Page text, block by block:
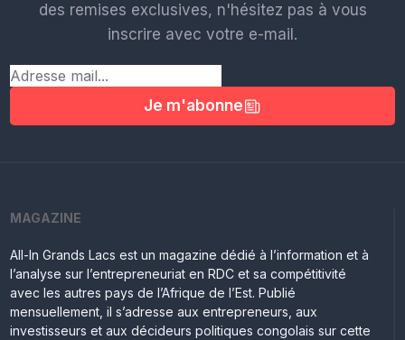
des remises exclusives, n'hésitez pas à vous
inscrire avec votre e-mail.
Je m'abonne
MAGAZINE
All-In Grands Lacs est un magazine dédié à l’information et à
l’analyse sur l’entrepreneuriat en RDC et sa compétitivité
avec les autres pays de l’Afrique de l’Est. Publié
mensuellement, il s’adresse aux entrepreneurs, aux
investisseurs et aux décideurs politiques congolais sur cette